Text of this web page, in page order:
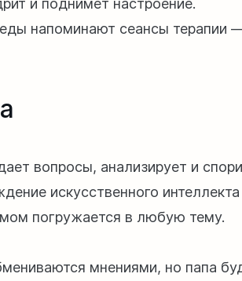
и поднимет настроение.
напоминают сеансы терапии
вопросы, анализирует и
искусственного
погружается в любую тему.
мнениями, но папа